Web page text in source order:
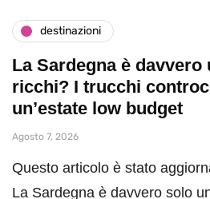
destinazioni
La Sardegna è davvero
ricchi? I trucchi
un’estate low budget
Agosto 7, 2026
Questo articolo è stato
La Sardegna è davvero solo